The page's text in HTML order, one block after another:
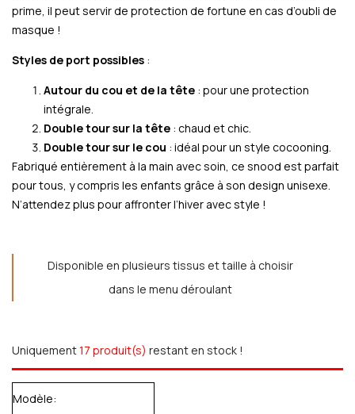
prime, il peut servir de protection de fortune en cas d’oubli de
masque !
Styles de port possibles :
Autour du cou et de la tête : pour une protection
intégrale.
Double tour sur la tête : chaud et chic.
Double tour sur le cou : idéal pour un style cocooning.
Fabriqué entièrement à la main avec soin, ce snood est parfait
pour tous, y compris les enfants grâce à son design unisexe.
N’attendez plus pour affronter l’hiver avec style !
Disponible en plusieurs tissus et taille à choisir
dans le menu déroulant
Uniquement17 produit(s) restant en stock !
Modèle